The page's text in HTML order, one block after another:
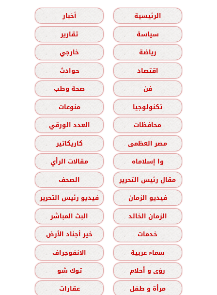
الرئيسية
أخبار
سياسة
تقارير
رياضة
خارجي
اقتصاد
حوادث
فن
صحة وطب
تكنولوجيا
منوعات
محافظات
العدد الورقي
مصر العظمى
كاريكاتير
وا إسلاماه
مقالات الرأي
مقال رئيس التحرير
الصحف
فيديو الزمان
فيديو رئيس التحرير
الزمان الخالد
البث المباشر
خدمات
خير أجناد الأرض
سماء عربية
الانفوجراف
رؤى و أحلام
توك شو
مرأة و طفل
عقارات